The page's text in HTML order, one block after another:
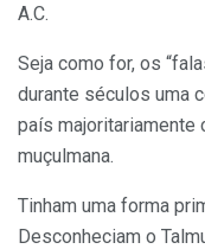
A.C.
Seja como for, os
durante séculos uma
país majoritariamente
muçulmana.
Tinham uma forma
Desconheciam o